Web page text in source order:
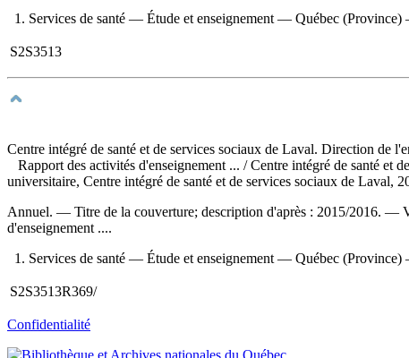
1. Services de santé — Étude et enseignement — Québec
S2S3513
Centre intégré de santé et de services sociaux de Laval. Direction de
Rapport des activités d'enseignement ... / Centre intégré de santé et
universitaire, Centre intégré de santé et de services sociaux de Laval,
Annuel. — Titre de la couverture; description d'après : 2015/2016. —
d'enseignement ....
1. Services de santé — Étude et enseignement — Québec
S2S3513R369/
Confidentialité